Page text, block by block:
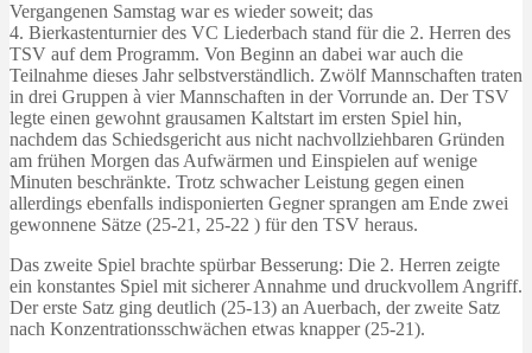
Vergangenen Samstag war es wieder soweit; das
4. Bierkastenturnier des VC Liederbach stand für die 2. Herren des
TSV auf dem Programm. Von Beginn an dabei war auch die
Teilnahme dieses Jahr selbstverständlich. Zwölf Mannschaften traten
in drei Gruppen à vier Mannschaften in der Vorrunde an. Der TSV
legte einen gewohnt grausamen Kaltstart im ersten Spiel hin,
nachdem das Schiedsgericht aus nicht nachvollziehbaren Gründen
am frühen Morgen das Aufwärmen und Einspielen auf wenige
Minuten beschränkte. Trotz schwacher Leistung gegen einen
allerdings ebenfalls indisponierten Gegner sprangen am Ende zwei
gewonnene Sätze (25-21, 25-22 ) für den TSV heraus.
Das zweite Spiel brachte spürbar Besserung: Die 2. Herren zeigte
ein konstantes Spiel mit sicherer Annahme und druckvollem Angriff.
Der erste Satz ging deutlich (25-13) an Auerbach, der zweite Satz
nach Konzentrationsschwächen etwas knapper (25-21).